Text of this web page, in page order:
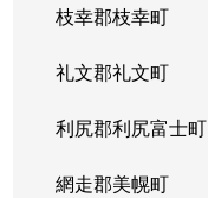
枝幸郡枝幸町
礼文郡礼文町
利尻郡利尻富士町
網走郡美幌町